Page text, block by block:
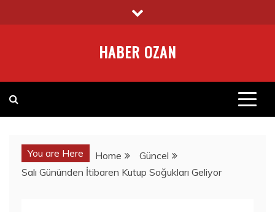
to
HABER OZAN
You are Here Home
Güncel
Salı Gününden İtibaren Kutup Soğukları Geliyor